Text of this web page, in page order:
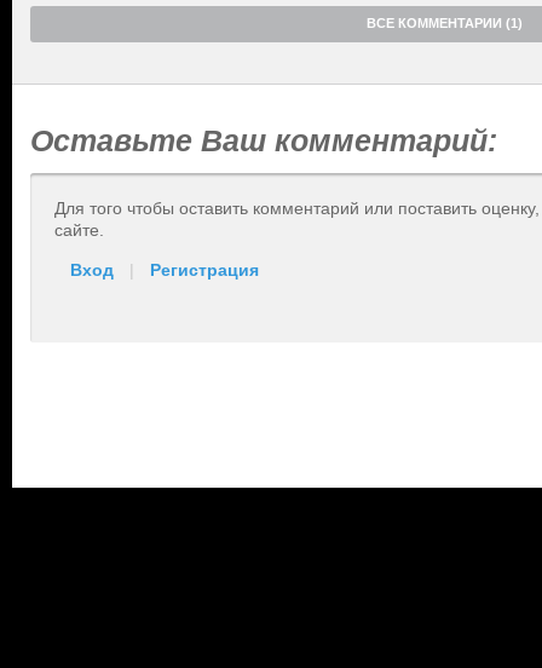
ВСЕ КОММЕНТАРИИ (1)
Оставьте Ваш комментарий:
Для того чтобы оставить комментарий или поставить
сайте.
Вход | Регистрация